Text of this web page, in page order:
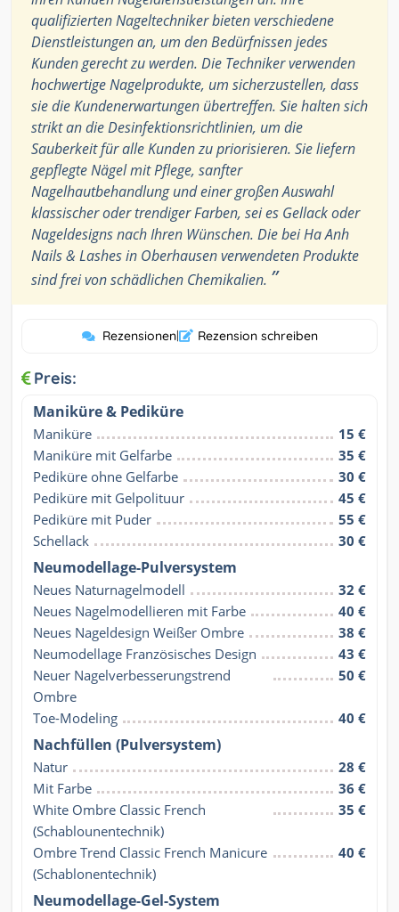
qualifizierten Nageltechniker bieten verschiedene
Dienstleistungen an, um den Bedürfnissen jedes
Kunden gerecht zu werden. Die Techniker verwenden
hochwertige Nagelprodukte, um sicherzustellen, dass
sie die Kundenerwartungen übertreffen. Sie halten sich
strikt an die Desinfektionsrichtlinien, um die
Sauberkeit für alle Kunden zu priorisieren. Sie liefern
gepflegte Nägel mit Pflege, sanfter
Nagelhautbehandlung und einer großen Auswahl
klassischer oder trendiger Farben, sei es Gellack oder
Nageldesigns nach Ihren Wünschen. Die bei Ha Anh
Nails & Lashes in Oberhausen verwendeten Produkte
sind frei von schädlichen Chemikalien. ”
Rezensionen| Rezension schreiben
Preis:
Maniküre & Pediküre
Maniküre
15 €
Maniküre mit Gelfarbe
35 €
Pediküre ohne Gelfarbe
30 €
Pediküre mit Gelpolituur
45 €
Pediküre mit Puder
55 €
Schellack
30 €
Neumodellage-Pulversystem
Neues Naturnagelmodell
32 €
Neues Nagelmodellieren mit Farbe
40 €
Neues Nageldesign Weißer Ombre
38 €
Neumodellage Französisches Design
43 €
Neuer Nagelverbesserungstrend
Ombre
50 €
Toe-Modeling 40 €
Nachfüllen (Pulversystem)
Natur
28 €
Mit Farbe
36 €
White Ombre Classic French
(Schablounentechnik)
35 €
Ombre Trend Classic French Manicure
(Schablonentechnik)
40 €
Neumodellage-Gel-System